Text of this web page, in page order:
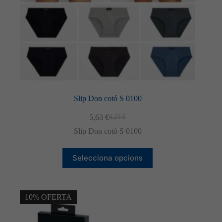
Slip Don cotó S 0100
6,25€
El
preu
era:
6,25 €.
5,63€El
preu
és:
5,63 €.
Slip Don cotó S 0100
Selecciona opcions
producte
té
10% OFERTA